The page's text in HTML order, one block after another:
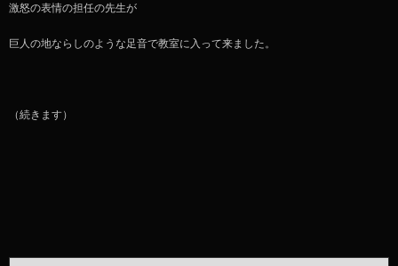
激怒の表情の担任の先生が
巨人の地ならしのような足音で教室に入って来ました。
（続きます）